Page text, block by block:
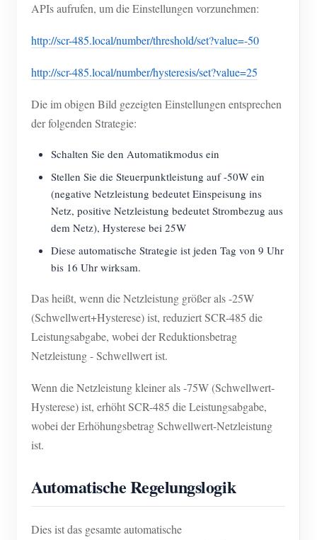
APIs aufrufen, um die Einstellungen vorzunehmen:
http://scr-485.local/number/threshold/set?value=-50
http://scr-485.local/number/hysteresis/set?value=25
Die im obigen Bild gezeigten Einstellungen entsprechen
der folgenden Strategie:
Schalten Sie den Automatikmodus ein
Stellen Sie die Steuerpunktleistung auf -50W ein
(negative Netzleistung bedeutet Einspeisung ins
Netz, positive Netzleistung bedeutet Strombezug aus
dem Netz), Hysterese bei 25W
Diese automatische Strategie ist jeden Tag von 9 Uhr
bis 16 Uhr wirksam.
Das heißt, wenn die Netzleistung größer als -25W
(Schwellwert+Hysterese) ist, reduziert SCR-485 die
Leistungsabgabe, wobei der Reduktionsbetrag
Netzleistung - Schwellwert ist.
Wenn die Netzleistung kleiner als -75W (Schwellwert-
Hysterese) ist, erhöht SCR-485 die Leistungsabgabe,
wobei der Erhöhungsbetrag Schwellwert-Netzleistung
ist.
Automatische Regelungslogik
Dies ist das gesamte automatische